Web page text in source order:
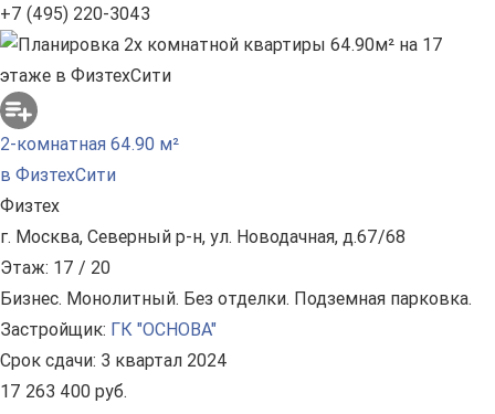
+7 (495) 220-3043
2-комнатная 64.90 м²
в ФизтехСити
Физтех
г. Москва, Северный р-н, ул. Новодачная, д.67/68
Этаж: 17 / 20
Бизнес. Монолитный. Без отделки. Подземная парковка.
Застройщик: ГК "ОСНОВА"
Срок сдачи: 3 квартал 2024
17 263 400 руб.